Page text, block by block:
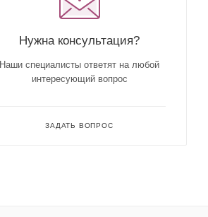
Нужна консультация?
Наши специалисты ответят на любой
интересующий вопрос
ЗАДАТЬ ВОПРОС